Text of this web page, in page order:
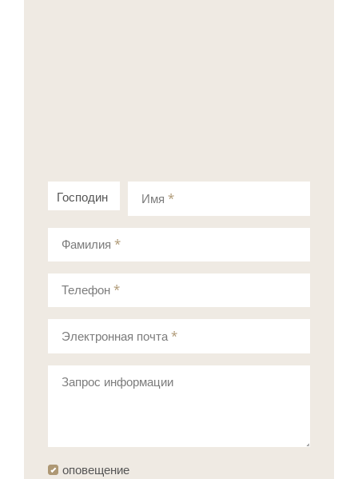
Господин Госпожа
Имя *
Телефон *
Запрос информации
Фамилия *
Электронная почта *
оповещение